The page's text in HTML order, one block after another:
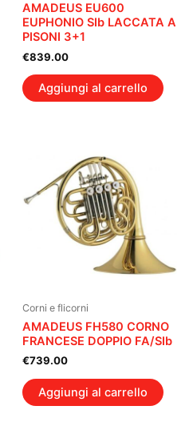
AMADEUS EU600
EUPHONIO SIb LACCATA A
PISONI 3+1
€839.00
Aggiungi al carrello
Corni e flicorni
AMADEUS FH580 CORNO
FRANCESE DOPPIO FA/SIb
€739.00
Aggiungi al carrello